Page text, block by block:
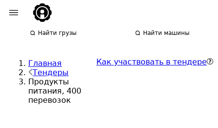
Найти грузы Найти машины
Главная
Тендеры
Продукты
питания, 400
перевозок
Как участвовать в тендере